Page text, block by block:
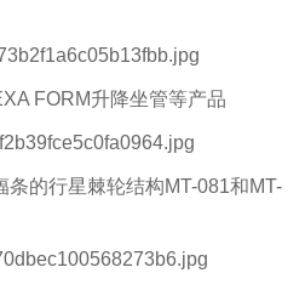
FORM升降坐管等产品
条的行星棘轮结构MT-081和MT-